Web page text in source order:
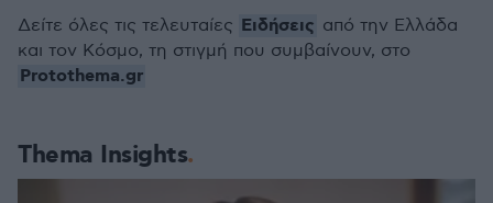
Thema Insights
Δείτε όλες τις τελευταίες Ειδήσεις από την Ελλάδα
και τον Κόσμο, τη στιγμή που συμβαίνουν, στο
Protothema.gr